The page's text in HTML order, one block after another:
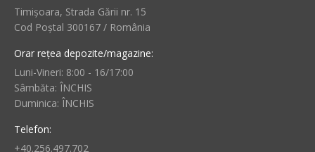
Timișoara, Strada Gării nr. 15
Cod Poștal 300167 / România
Orar rețea depozite/magazine:
Luni-Vineri: 8:00 - 16/17:00
Sâmbăta: ÎNCHIS
Duminica: ÎNCHIS
Telefon:
+40.256.497.702